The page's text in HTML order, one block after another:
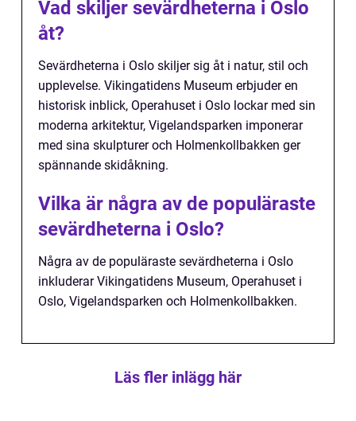
Vad skiljer sevärdheterna i Oslo
åt?
Sevärdheterna i Oslo skiljer sig åt i natur, stil och
upplevelse. Vikingatidens Museum erbjuder en
historisk inblick, Operahuset i Oslo lockar med sin
moderna arkitektur, Vigelandsparken imponerar
med sina skulpturer och Holmenkollbakken ger
spännande skidåkning.
Vilka är några av de populäraste
sevärdheterna i Oslo?
Några av de populäraste sevärdheterna i Oslo
inkluderar Vikingatidens Museum, Operahuset i
Oslo, Vigelandsparken och Holmenkollbakken.
Läs fler inlägg här